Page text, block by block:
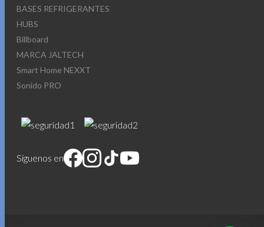
BASES REFRIGERANTES
HUBS
Billboard
MARCA JALTECH
Smart Home NEXXT
Sonido PRO
Síguenos en